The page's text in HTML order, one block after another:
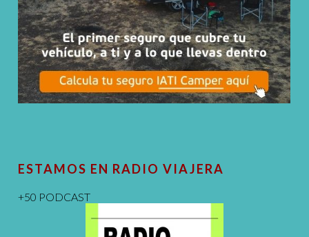
ESTAMOS EN RADIO VIAJERA
+50 PODCAST